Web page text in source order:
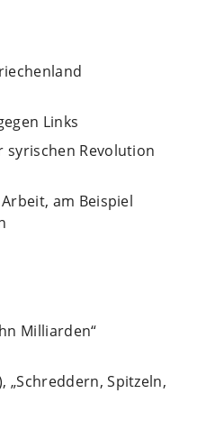
Links
syrischen Revolution
am Beispiel
Milliarden“
„Schreddern, Spitzeln,